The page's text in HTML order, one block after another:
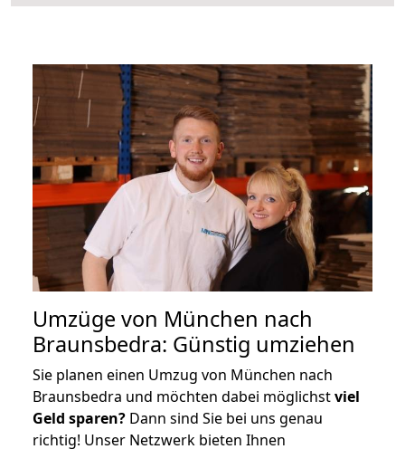
Umzüge von München nach
Braunsbedra: Günstig umziehen
Sie planen einen Umzug von München nach
Braunsbedra und möchten dabei möglichstviel
Geld sparen? Dann sind Sie bei uns genau
richtig! Unser Netzwerk bieten Ihnen